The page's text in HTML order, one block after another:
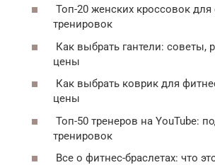
Топ-20 женских кроссовок для
тренировок
Как выбрать гантели: советы,
цены
Как выбрать коврик для
цены
Топ-50 тренеров на YouTube:
тренировок
Все о фитнес-браслетах: что